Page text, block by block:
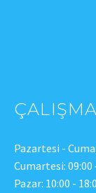
ÇALIŞMA
Pazartesi -
Cumartesi: 09:00
Pazar: 10:00 -